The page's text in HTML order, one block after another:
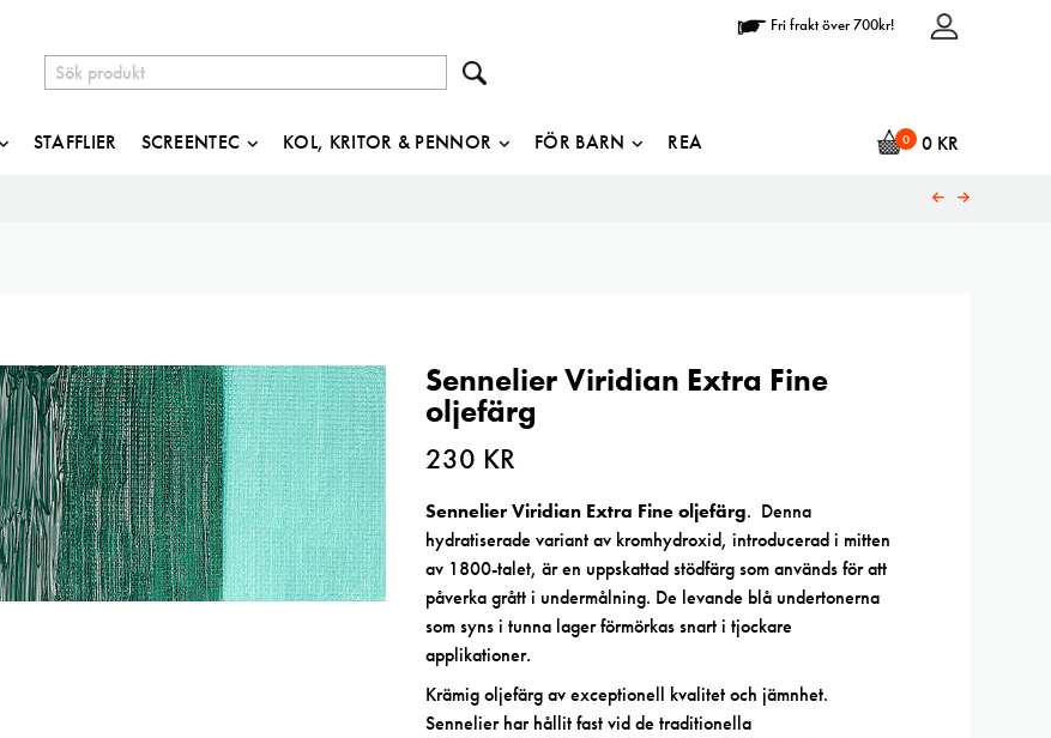
Fri frakt över 700kr!
0 0 KR
STAFFLIER SCREENTEC KOL, KRITOR & PENNOR FÖR BARN REA
Sennelier Viridian Extra Fine
oljefärg
230 KR
Sennelier Viridian Extra Fine oljefärg. Denna
hydratiserade variant av kromhydroxid, introducerad i mitten
av 1800-talet, är en uppskattad stödfärg som används för att
påverka grått i undermålning. De levande blå undertonerna
som syns i tunna lager förmörkas snart i tjockare
applikationer.
Krämig oljefärg av exceptionell kvalitet och jämnhet.
Sennelier har hållit fast vid de traditionella